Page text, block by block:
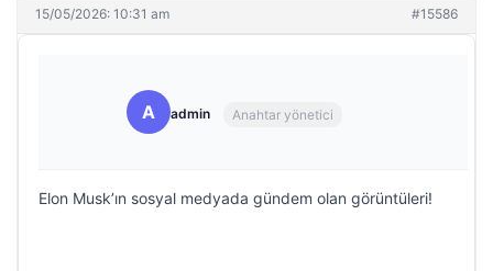
15/05/2026: 10:31 am #15586
A admin Anahtar yönetici
Elon Musk’ın sosyal medyada gündem olan görüntüleri!